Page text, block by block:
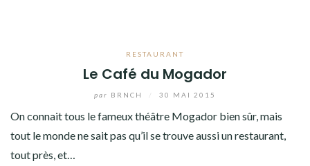
RESTAURANT
Le Café du Mogador
par BRNCH 30 MAI 2015
On connait tous le fameux théâtre Mogador bien sûr, mais
tout le monde ne sait pas qu’il se trouve aussi un restaurant,
tout près, et…